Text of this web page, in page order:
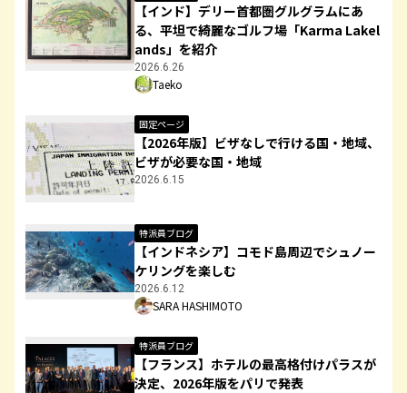
【インド】デリー首都圏グルグラムにあ
る、平坦で綺麗なゴルフ場「Karma Lakel
ands」を紹介
2026.6.26
Taeko
固定ページ
【2026年版】ビザなしで行ける国・地域、
ビザが必要な国・地域
2026.6.15
特派員ブログ
【インドネシア】コモド島周辺でシュノー
ケリングを楽しむ
2026.6.12
SARA HASHIMOTO
特派員ブログ
【フランス】ホテルの最高格付けパラスが
決定、2026年版をパリで発表